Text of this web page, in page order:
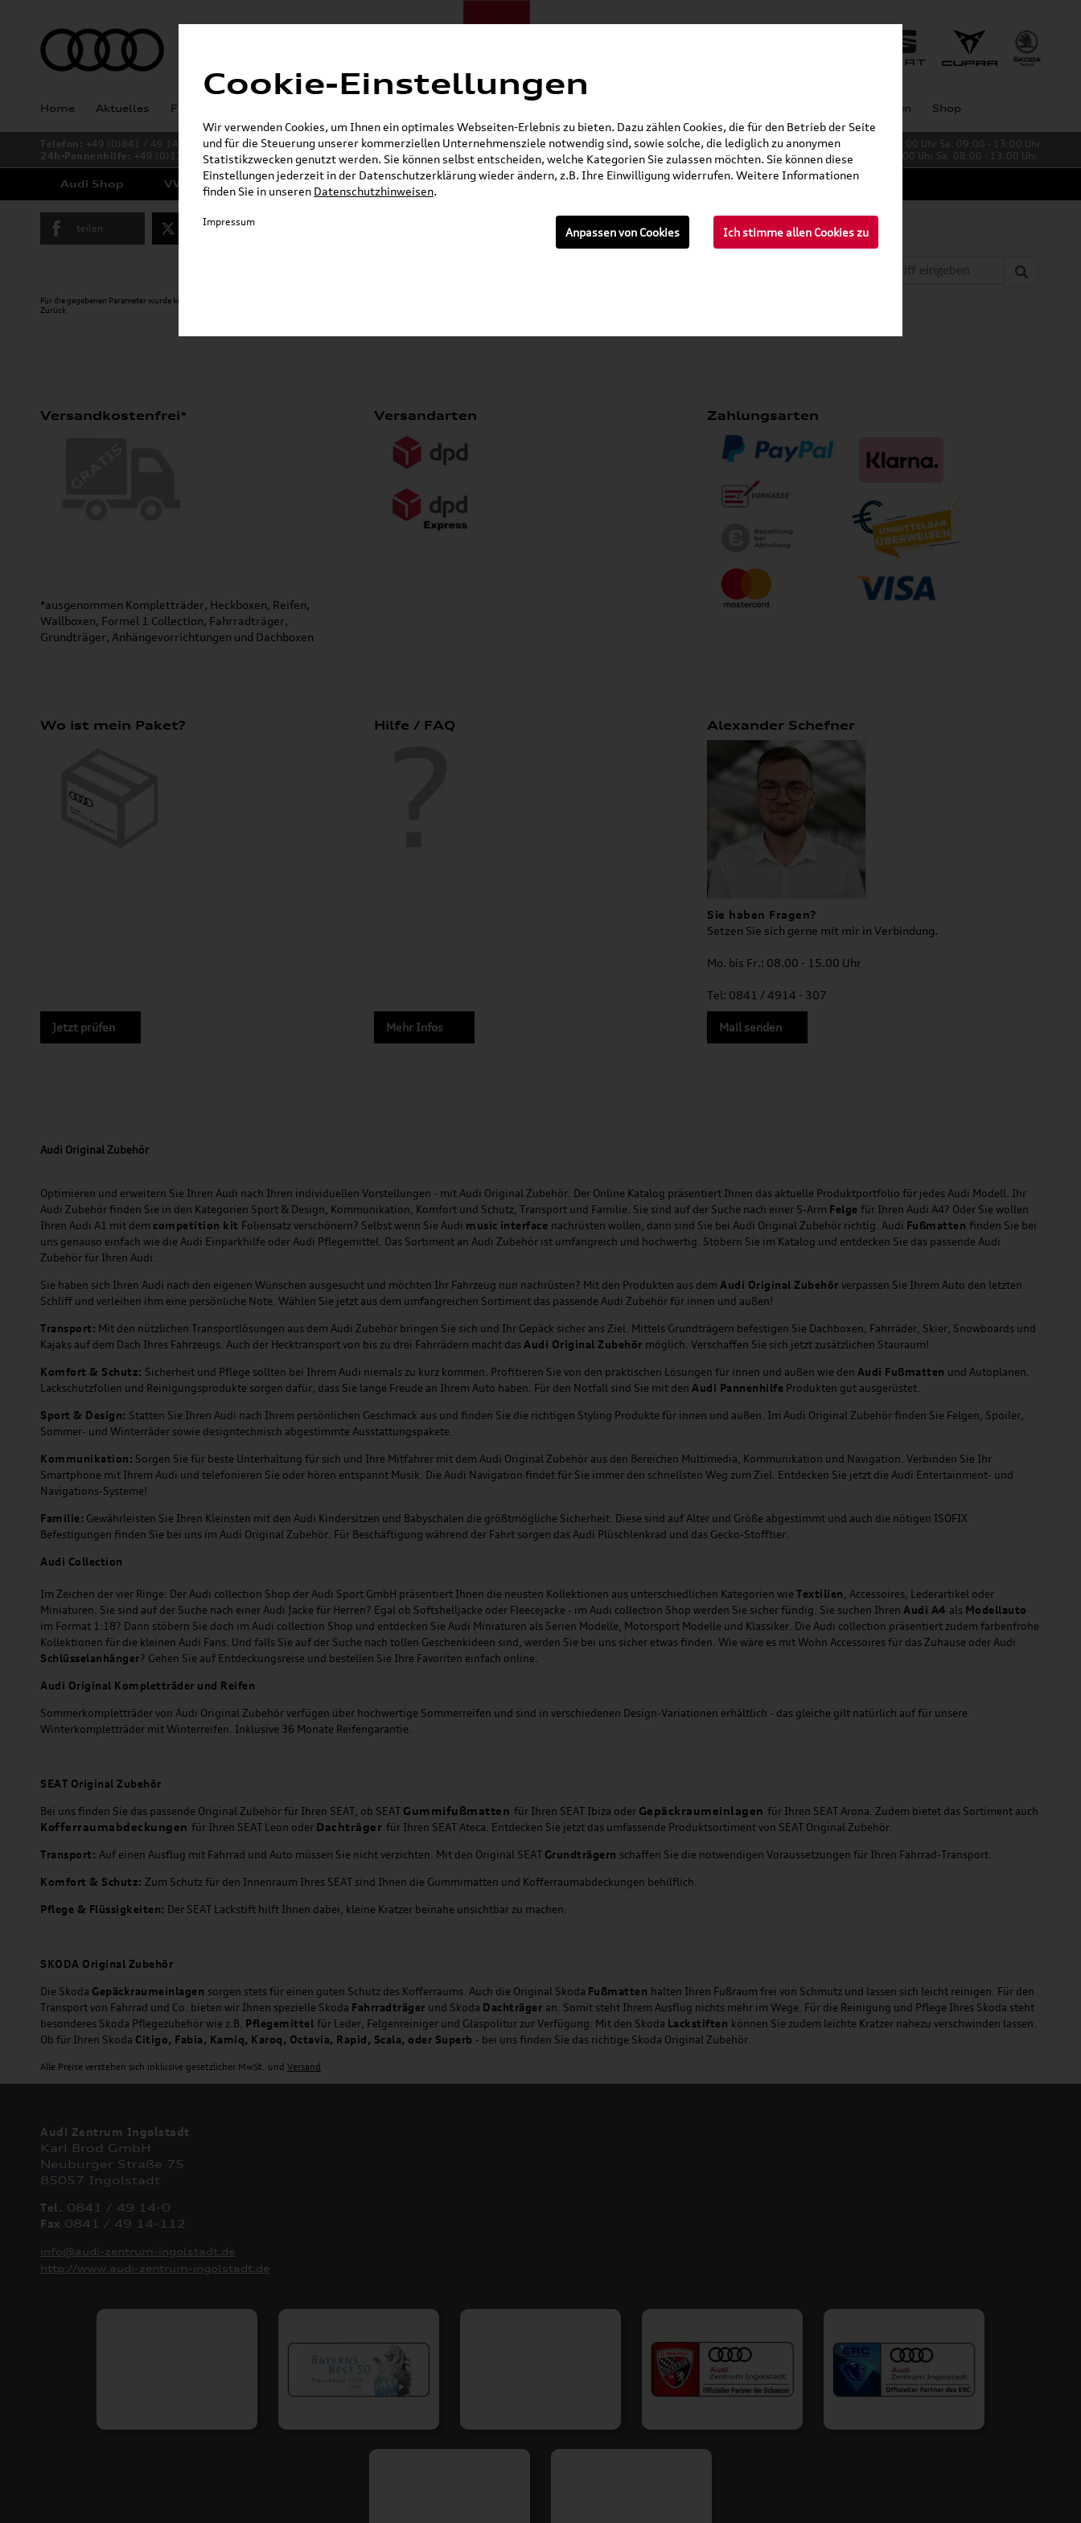
Home Aktuelles Fahrzeugankauf Großkunden Shop
Telefon: +49 (0)841 / 49 140
24h-Pannenhilfe: +49 (0)171 / 870 72 87 Öffnet in 6 Stunden, 41 Minuten Verkauf:Mo. - Fr. 08:00 - 19:00 Uhr Sa. 09:00 - 13:00 Uhr
Service:Mo. - Fr. 06:00 - 20:00 Uhr Sa. 08:00 - 13:00 Uhr
Audi Shop VW Shop Cupra Shop Seat Shop Audi E-Mobility Shop
teilen Twitter
Für die gegebenen Parameter wurde kein Artikel oder keine Artikelvariante gefunden.
Zurück
Versandkostenfrei*
*ausgenommen Kompletträder, Heckboxen, Reifen,
Wallboxen, Formel 1 Collection, Fahrradträger,
Grundträger, Anhängevorrichtungen und Dachboxen
Versandarten Zahlungsarten
Wo ist mein Paket?
Jetzt prüfen
Hilfe / FAQ
Mehr Infos
Alexander Schefner
Sie haben Fragen?
Setzen Sie sich gerne mit mir in Verbindung.
Mo. bis Fr.: 08.00 - 15.00 Uhr
Tel: 0841 / 4914 - 307
Mail senden
Audi Original Zubehör
Optimieren und erweitern Sie Ihren Audi nach Ihren individuellen Vorstellungen - mit Audi Original Zubehör. Der Online Katalog präsentiert Ihnen das aktuelle Produktportfolio für jedes Audi Modell. Ihr
Audi Zubehör finden Sie in den Kategorien Sport & Design, Kommunikation, Komfort und Schutz, Transport und Familie. Sie sind auf der Suche nach einer 5-Arm Felge für Ihren Audi A4? Oder Sie wollen
Ihren Audi A1 mit dem competition kit Foliensatz verschönern? Selbst wenn Sie Audi music interface nachrüsten wollen, dann sind Sie bei Audi Original Zubehör richtig. Audi Fußmatten finden Sie bei
uns genauso einfach wie die Audi Einparkhilfe oder Audi Pflegemittel. Das Sortiment an Audi Zubehör ist umfangreich und hochwertig. Stöbern Sie im Katalog und entdecken Sie das passende Audi
Zubehör für Ihren Audi.
Sie haben sich Ihren Audi nach den eigenen Wünschen ausgesucht und möchten Ihr Fahrzeug nun nachrüsten? Mit den Produkten aus dem Audi Original Zubehör verpassen Sie Ihrem Auto den letzten
Schliff und verleihen ihm eine persönliche Note. Wählen Sie jetzt aus dem umfangreichen Sortiment das passende Audi Zubehör für innen und außen!
Transport: Mit den nützlichen Transportlösungen aus dem Audi Zubehör bringen Sie sich und Ihr Gepäck sicher ans Ziel. Mittels Grundträgern befestigen Sie Dachboxen, Fahrräder, Skier, Snowboards und
Kajaks auf dem Dach Ihres Fahrzeugs. Auch der Hecktransport von bis zu drei Fahrrädern macht das Audi Original Zubehör möglich. Verschaffen Sie sich jetzt zusätzlichen Stauraum!
Komfort & Schutz: Sicherheit und Pflege sollten bei Ihrem Audi niemals zu kurz kommen. Profitieren Sie von den praktischen Lösungen für innen und außen wie den Audi Fußmatten und Autoplanen.
Lackschutzfolien und Reinigungsprodukte sorgen dafür, dass Sie lange Freude an Ihrem Auto haben. Für den Notfall sind Sie mit den Audi Pannenhilfe Produkten gut ausgerüstet.
Sport & Design: Statten Sie Ihren Audi nach Ihrem persönlichen Geschmack aus und finden Sie die richtigen Styling Produkte für innen und außen. Im Audi Original Zubehör finden Sie Felgen, Spoiler,
Sommer- und Winterräder sowie designtechnisch abgestimmte Ausstattungspakete.
Kommunikation: Sorgen Sie für beste Unterhaltung für sich und Ihre Mitfahrer mit dem Audi Original Zubehör aus den Bereichen Multimedia, Kommunikation und Navigation. Verbinden Sie Ihr
Smartphone mit Ihrem Audi und telefonieren Sie oder hören entspannt Musik. Die Audi Navigation findet für Sie immer den schnellsten Weg zum Ziel. Entdecken Sie jetzt die Audi Entertainment- und
Navigations-Systeme!
Familie: Gewährleisten Sie Ihren Kleinsten mit den Audi Kindersitzen und Babyschalen die größtmögliche Sicherheit. Diese sind auf Alter und Größe abgestimmt und auch die nötigen ISOFIX
Befestigungen finden Sie bei uns im Audi Original Zubehör. Für Beschäftigung während der Fahrt sorgen das Audi Plüschlenkrad und das Gecko-Stofftier.
Audi Collection
Im Zeichen der vier Ringe: Der Audi collection Shop der Audi Sport GmbH präsentiert Ihnen die neusten Kollektionen aus unterschiedlichen Kategorien wie Textilien , Accessoires, Lederartikel oder
Miniaturen. Sie sind auf der Suche nach einer Audi Jacke für Herren? Egal ob Softshelljacke oder Fleecejacke - im Audi collection Shop werden Sie sicher fündig. Sie suchen Ihren Audi A4 als Modellauto
im Format 1:18? Dann stöbern Sie doch im Audi collection Shop und entdecken Sie Audi Miniaturen als Serien Modelle, Motorsport Modelle und Klassiker. Die Audi collection präsentiert zudem farbenfrohe
Kollektionen für die kleinen Audi Fans. Und falls Sie auf der Suche nach tollen Geschenkideen sind, werden Sie bei uns sicher etwas finden. Wie wäre es mit Wohn Accessoires für das Zuhause oder Audi
Schlüsselanhänger? Gehen Sie auf Entdeckungsreise und bestellen Sie Ihre Favoriten einfach online.
Audi Original Kompletträder und Reifen
Sommerkompletträder von Audi Original Zubehör verfügen über hochwertige Sommerreifen und sind in verschiedenen Design-Variationen erhältlich - das gleiche gilt natürlich auf für unsere
Winterkompletträder mit Winterreifen. Inklusive 36 Monate Reifengarantie.
SEAT Original Zubehör
Bei uns finden Sie das passende Original Zubehör für Ihren SEAT, ob SEAT Gummifußmatten für Ihren SEAT Ibiza oder Gepäckraumeinlagen für Ihren SEAT Arona. Zudem bietet das Sortiment auch
Kofferraumabdeckungen für Ihren SEAT Leon oder Dachträger für Ihren SEAT Ateca. Entdecken Sie jetzt das umfassende Produktsortiment von SEAT Original Zubehör.
Transport: Auf einen Ausflug mit Fahrrad und Auto müssen Sie nicht verzichten. Mit den Original SEAT Grundträgern schaffen Sie die notwendigen Voraussetzungen für Ihren Fahrrad-Transport.
Komfort & Schutz: Zum Schutz für den Innenraum Ihres SEAT sind Ihnen die Gummimatten und Kofferraumabdeckungen behilflich.
Pflege & Flüssigkeiten: Der SEAT Lackstift hilft Ihnen dabei, kleine Kratzer beinahe unsichtbar zu machen.
SKODA Original Zubehör
Die Skoda Gepäckraumeinlagen sorgen stets für einen guten Schutz des Kofferraums. Auch die Original Skoda Fußmatten halten Ihren Fußraum frei von Schmutz und lassen sich leicht reinigen. Für den
Transport von Fahrrad und Co. bieten wir Ihnen spezielle Skoda Fahrradträger und Skoda Dachträger an. Somit steht Ihrem Ausflug nichts mehr im Wege. Für die Reinigung und Pflege Ihres Skoda steht
besonderes Skoda Pflegezubehör wie z.B. Pflegemittel für Leder, Felgenreiniger und Glaspolitur zur Verfügung. Mit den Skoda Lackstiften können Sie zudem leichte Kratzer nahezu verschwinden lassen.
Ob für Ihren Skoda Citigo, Fabia, Kamiq, Karoq, Octavia, Rapid, Scala, oder Superb - bei uns finden Sie das richtige Skoda Original Zubehör.
Alle Preise verstehen sich inklusive gesetzlicher MwSt. und Versand
Audi Zentrum Ingolstadt
Karl Brod GmbH
Neuburger Straße 75
85057 Ingolstadt
Tel. 0841 / 49 14-0
Fax 0841 / 49 14-112
info@audi-zentrum-ingolstadt.de
http://www.audi-zentrum-ingolstadt.de
Cookie-Einstellungen
Wir verwenden Cookies, um Ihnen ein optimales Webseiten-Erlebnis zu bieten. Dazu zählen Cookies, die für den Betrieb der Seite
und für die Steuerung unserer kommerziellen Unternehmensziele notwendig sind, sowie solche, die lediglich zu anonymen
Statistikzwecken genutzt werden. Sie können selbst entscheiden, welche Kategorien Sie zulassen möchten. Sie können diese
Einstellungen jederzeit in der Datenschutzerklärung wieder ändern, z.B. Ihre Einwilligung widerrufen. Weitere Informationen
finden Sie in unseren Datenschutzhinweisen.
Ich stimme allen Cookies zu
Anpassen von Cookies
Impressum